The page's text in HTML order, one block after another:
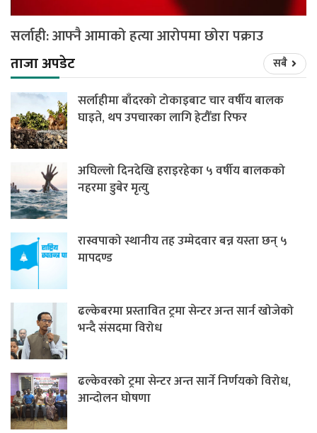
सर्लाही: आफ्नै आमाको हत्या आरोपमा छोरा पक्राउ
ताजा अपडेट
सबै
सर्लाहीमा बाँदरको टोकाइबाट चार वर्षीय बालक
घाइते, थप उपचारका लागि हेटौँडा रिफर
अघिल्लो दिनदेखि हराइरहेका ५ वर्षीय बालकको
नहरमा डुबेर मृत्यु
रास्वपाको स्थानीय तह उम्मेदवार बन्न यस्ता छन् ५
मापदण्ड
ढल्केबरमा प्रस्तावित ट्रमा सेन्टर अन्त सार्न खोजेको
भन्दै संसदमा विरोध
ढल्केवरको ट्रमा सेन्टर अन्त सार्ने निर्णयको विरोध,
आन्दोलन घोषणा